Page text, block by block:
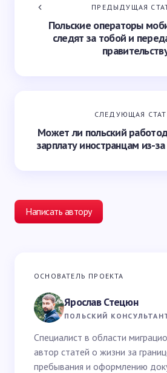
ПРЕДЫДУЩАЯ
Польские операторы
следят за тобой и
СЛЕДУЮЩАЯ
Может ли польский
зарплату иностранцам из-
Написать автору
Ваш адрес email не будет
Ваше имя *
Email *
ОСНОВАТЕЛЬ ПРОЕКТА
Ярослав Стецюн
ПОЛЬСКИЙ
Специалист в области
автор статей о жизни за
пребывания и оформлению